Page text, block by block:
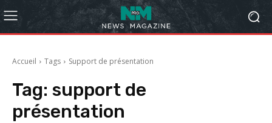
Accueil Tags Support de présentation
Tag: support de
présentation